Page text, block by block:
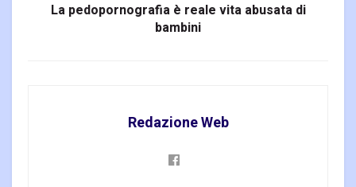
La pedopornografia è reale vita abusata di
bambini
Redazione Web